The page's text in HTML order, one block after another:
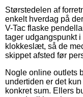
Størstedelen af
enkelt hverdag på
V-Tac flaske
tager udgangspunkt
klokkeslæt, så de
skippet afsted før
Nogle online outlets
undertiden er det
konkret sum. Ellers